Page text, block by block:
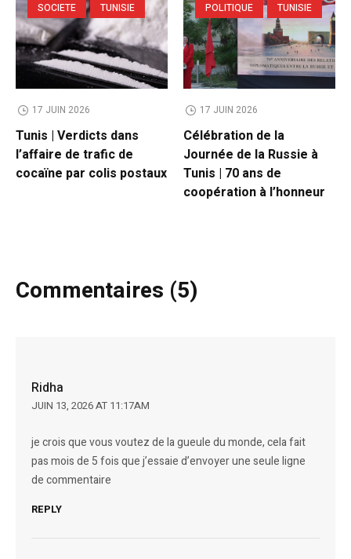
SOCIETE TUNISIE
17 JUIN 2026
Tunis | Verdicts dans
l’affaire de trafic de
cocaïne par colis postaux
POLITIQUE TUNISIE
17 JUIN 2026
Célébration de la
Journée de la Russie à
Tunis | 70 ans de
coopération à l’honneur
Commentaires (5)
Ridha
JUIN 13, 2026 AT 11:17AM
je crois que vous voutez de la gueule du monde, cela fait
pas mois de 5 fois que j’essaie d’envoyer une seule ligne
de commentaire
REPLY